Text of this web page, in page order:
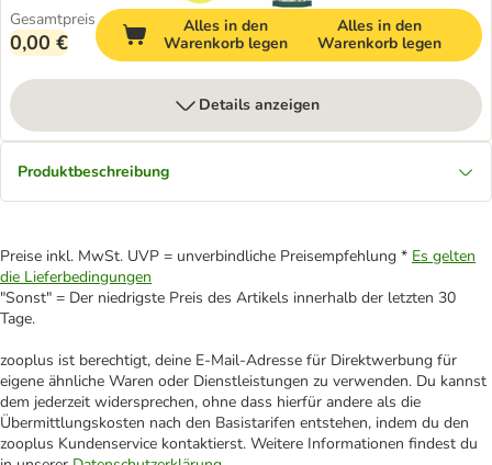
Gesamtpreis
0,00 €
Alles in den
Warenkorb legen
Alles in den
Warenkorb legen
Details anzeigen
Produktbeschreibung
Preise inkl. MwSt. UVP = unverbindliche Preisempfehlung * Es gelten
die Lieferbedingungen
"Sonst" = Der niedrigste Preis des Artikels innerhalb der letzten 30
Tage.
zooplus ist berechtigt, deine E-Mail-Adresse für Direktwerbung für
eigene ähnliche Waren oder Dienstleistungen zu verwenden. Du kannst
dem jederzeit widersprechen, ohne dass hierfür andere als die
Übermittlungskosten nach den Basistarifen entstehen, indem du den
zooplus Kundenservice kontaktierst. Weitere Informationen findest du